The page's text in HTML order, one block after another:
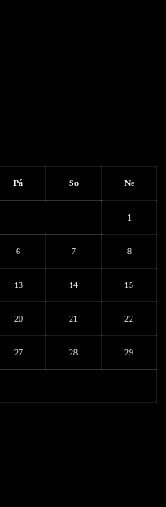
Pá So Ne
1
6 7 8
13 14 15
20 21 22
27 28 29